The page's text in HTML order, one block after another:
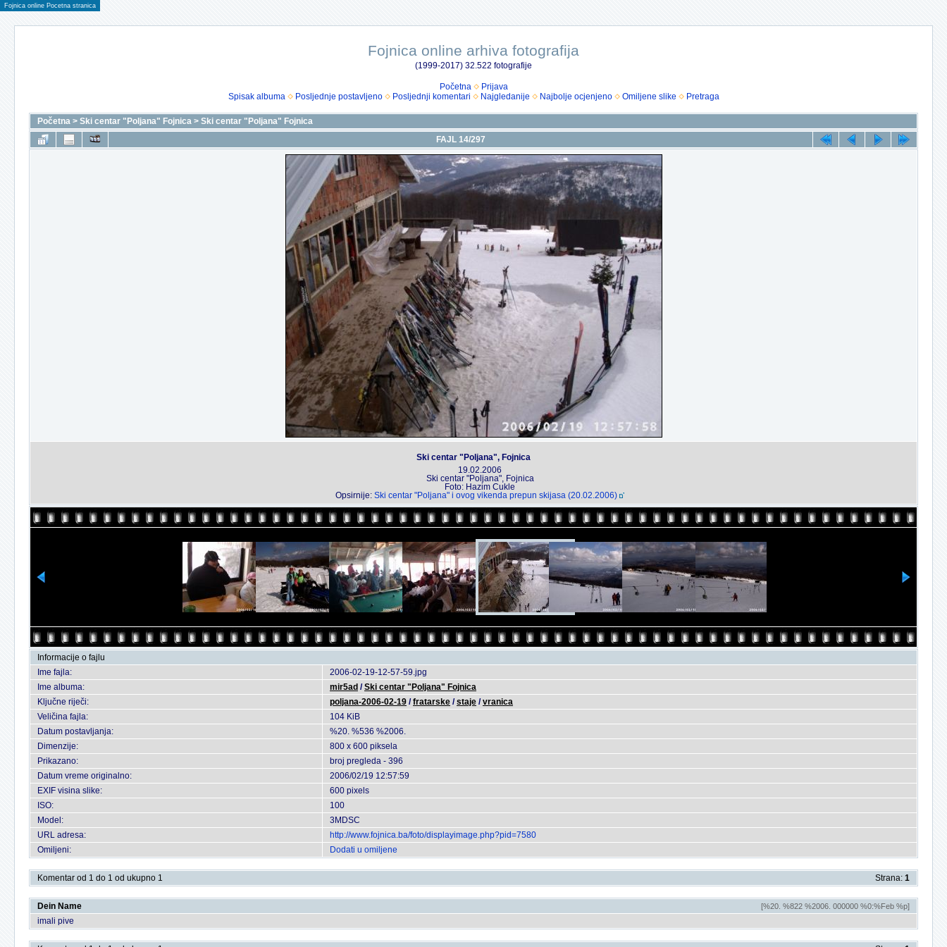
Fojnica online Pocetna stranica
Fojnica online arhiva fotografija
(1999-2017) 32.522 fotografije
Početna
Prijava
Spisak albuma
Posljednje postavljeno Posljednji komentari Najgledanije Najbolje ocjenjeno Omiljene slike Pretraga
Početna > Ski centar "Poljana" Fojnica > Ski centar "Poljana" Fojnica
FAJL 14/297
Ski centar "Poljana", Fojnica
19.02.2006
Ski centar "Poljana", Fojnica
Foto: Hazim Cukle
Opsirnije: Ski centar "Poljana" i ovog vikenda prepun skijasa (20.02.2006)
Informacije o fajlu
Ime fajla:
2006-02-19-12-57-59.jpg
Ime albuma:
mir5ad /Ski centar "Poljana" Fojnica
Ključne riječi:
poljana-2006-02-19 /fratarske /staje /vranica
Veličina fajla:
104 KiB
Datum postavljanja:
%20. %536 %2006.
Dimenzije:
800 x 600 piksela
Prikazano:
broj pregleda - 396
Datum vreme originalno:
2006/02/19 12:57:59
EXIF visina slike:
600 pixels
ISO:
100
Model:
3MDSC
URL adresa:
http://www.fojnica.ba/foto/displayimage.php?pid=7580
Omiljeni:
Dodati u omiljene
Komentar od 1 do 1 od ukupno 1 Strana: 1
Dein Name [%20. %822 %2006. 000000 %0:%Feb %p]
imali pive